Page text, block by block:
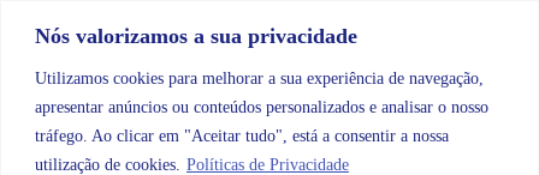
Nós valorizamos a sua privacidade
Utilizamos cookies para melhorar a sua experiência de navegação,
apresentar anúncios ou conteúdos personalizados e analisar o nosso
tráfego. Ao clicar em "Aceitar tudo", está a consentir a nossa
utilização de cookies. Políticas de Privacidade
Categorias